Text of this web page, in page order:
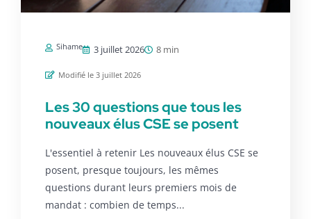
Sihame 3 juillet 2026 8 min
Modifié le 3 juillet 2026
Les 30 questions que tous les
nouveaux élus CSE se posent
L'essentiel à retenir Les nouveaux élus CSE se
posent, presque toujours, les mêmes
questions durant leurs premiers mois de
mandat : combien de temps...